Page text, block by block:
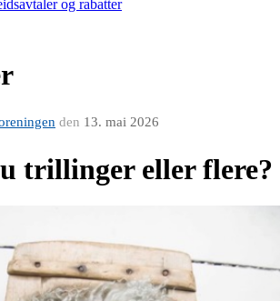
og rabatter
den 13. mai 2026
trillinger eller flere?